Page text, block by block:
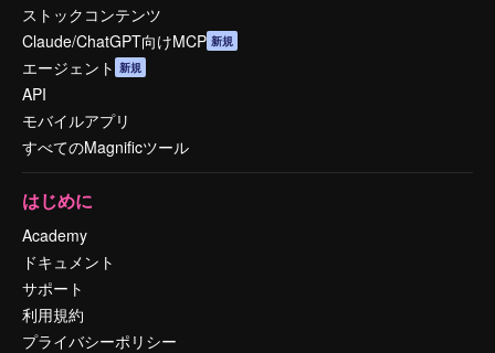
ストックコンテンツ
Claude/ChatGPT向けMCP 新規
エージェント 新規
API
モバイルアプリ
すべてのMagnificツール
はじめに
Academy
ドキュメント
サポート
利用規約
プライバシーポリシー